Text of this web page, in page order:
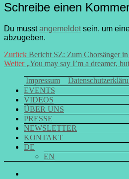
Schreibe einen
Du musstangemeldetsein, um
abzugeben.
Beitrags-
Navigation
Zurück Vorheriger
Beitrag:
Bericht SZ: Zum Chorsänger
Weiter
Nächster
„You may say I’m a dreamer,
Impressum
EVENTS
VIDEOS
ÜBER UNS
PRESSE
NEWSLETTER
KONTAKT
DE
EN